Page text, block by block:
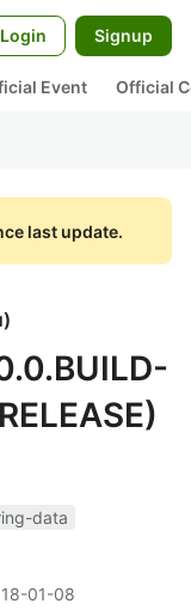
Login Signup
Event Official
last update.
)
data
01-08